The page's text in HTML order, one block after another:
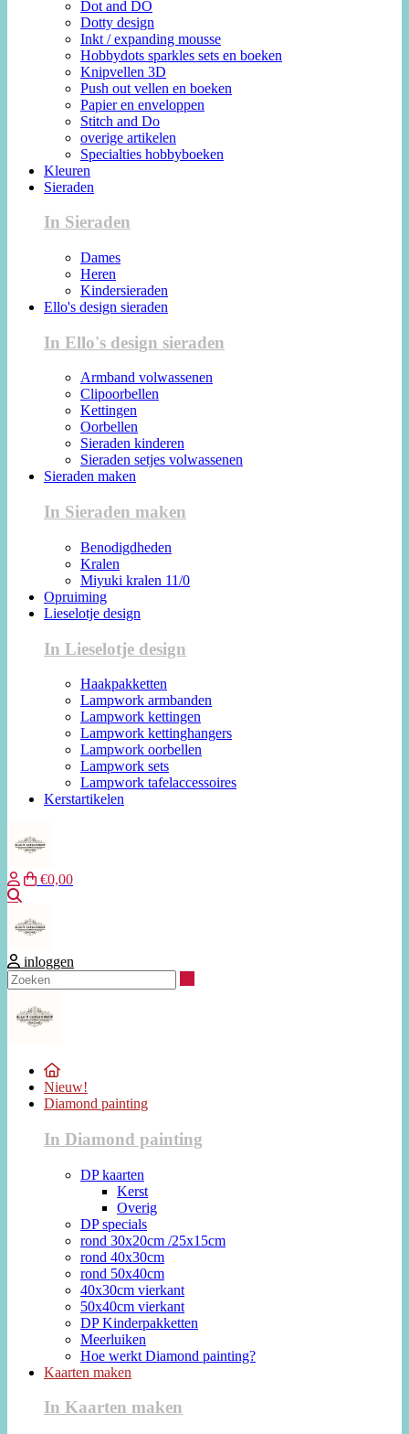
Dot and DO
Dotty design
Inkt / expanding mousse
Hobbydots sparkles sets en boeken
Knipvellen 3D
Push out vellen en boeken
Papier en enveloppen
Stitch and Do
overige artikelen
Specialties hobbyboeken
Kleuren
Sieraden
In Sieraden
Dames
Heren
Kindersieraden
Ello's design sieraden
In Ello's design sieraden
Armband volwassenen
Clipoorbellen
Kettingen
Oorbellen
Sieraden kinderen
Sieraden setjes volwassenen
Sieraden maken
In Sieraden maken
Benodigdheden
Kralen
Miyuki kralen 11/0
Opruiming
Lieselotje design
In Lieselotje design
Haakpakketten
Lampwork armbanden
Lampwork kettingen
Lampwork kettinghangers
Lampwork oorbellen
Lampwork sets
Lampwork tafelaccessoires
Kerstartikelen
€0,00
inloggen
Nieuw!
Diamond painting
In Diamond painting
DP kaarten
Kerst
Overig
DP specials
rond 30x20cm /25x15cm
rond 40x30cm
rond 50x40cm
40x30cm vierkant
50x40cm vierkant
DP Kinderpakketten
Meerluiken
Hoe werkt Diamond painting?
Kaarten maken
In Kaarten maken